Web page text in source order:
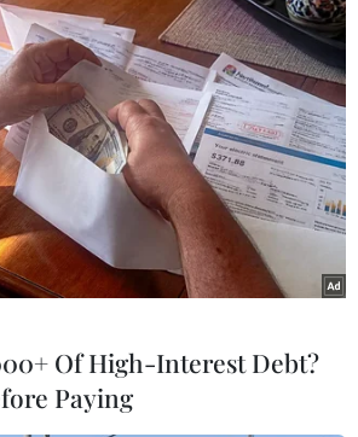
MỤC
định mục tiêu
với Triều Tiên
Of High-Interest Debt?
Paying